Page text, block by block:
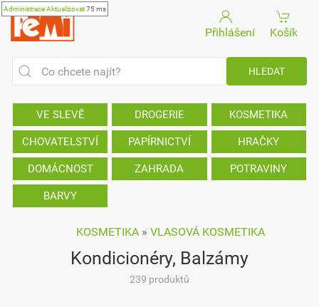
AdministraceAktualizovat75 ms
Přihlášení Košík
VE SLEVĚ DROGERIE KOSMETIKA
CHOVATELSTVÍ PAPÍRNICTVÍ HRAČKY
DOMÁCNOST ZAHRADA POTRAVINY
BARVY
KOSMETIKA» VLASOVÁ KOSMETIKA
Kondicionéry, Balzámy
239 produktů